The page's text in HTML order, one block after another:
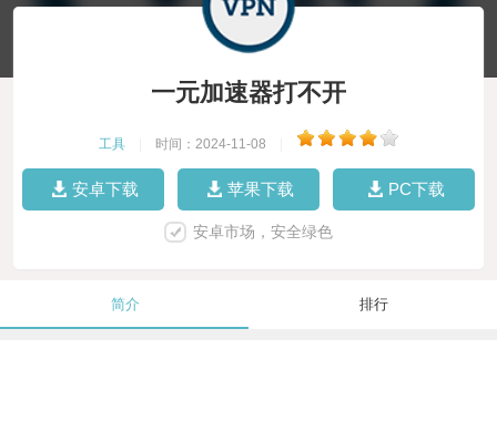
一元加速器打不开
工具 时间：2024-11-08
安卓下载 苹果下载 PC下载
安卓市场，安全绿色
简介 排行